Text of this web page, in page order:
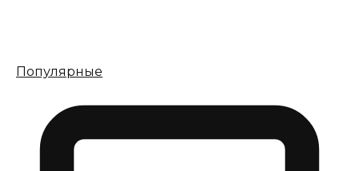
Популярные